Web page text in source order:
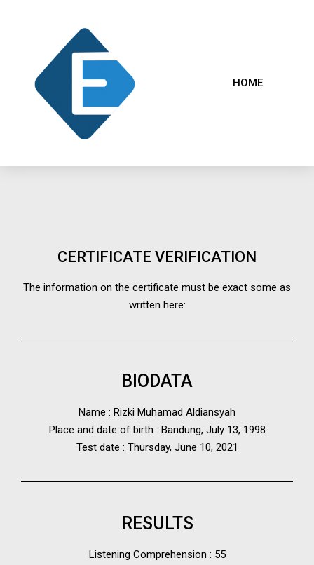
HOME
CERTIFICATE VERIFICATION
The information on the certificate must be exact some as
written here:
BIODATA
Name : Rizki Muhamad Aldiansyah
Place and date of birth : Bandung, July 13, 1998
Test date : Thursday, June 10, 2021
RESULTS
Listening Comprehension : 55